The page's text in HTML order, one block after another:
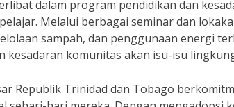
dalam program pendidikan dan
Melalui berbagai seminar dan
sampah, dan penggunaan energi
kesadaran komunitas akan isu-isu
Republik Trinidad dan Tobago